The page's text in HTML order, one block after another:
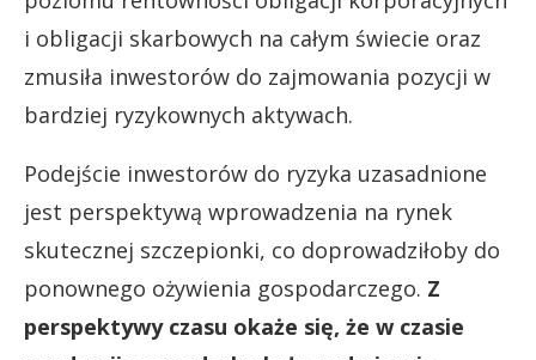
i obligacji skarbowych na całym świecie oraz
zmusiła inwestorów do zajmowania pozycji w
bardziej ryzykownych aktywach.
Podejście inwestorów do ryzyka uzasadnione
jest perspektywą wprowadzenia na rynek
skutecznej szczepionki, co doprowadziłoby do
ponownego ożywienia gospodarczego. Z
perspektywy czasu okaże się, że w czasie